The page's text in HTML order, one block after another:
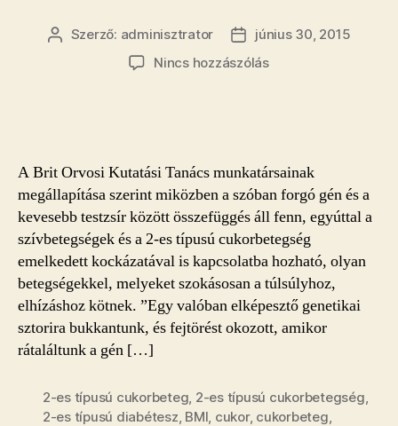
Bejegyzés
Szerző: adminisztrator
Bejegyzés
dátuma
június 30, 2015
Nincs hozzászólása(z)
cukorbetegséget
okozhat
bejegyzéshez
A Brit Orvosi Kutatási Tanács munkatársainak
megállapítása szerint miközben a szóban forgó gén és a
kevesebb testzsír között összefüggés áll fenn, egyúttal a
szívbetegségek és a 2-es típusú cukorbetegség
emelkedett kockázatával is kapcsolatba hozható, olyan
betegségekkel, melyeket szokásosan a túlsúlyhoz,
elhízáshoz kötnek. ”Egy valóban elképesztő genetikai
sztorira bukkantunk, és fejtörést okozott, amikor
rátaláltunk a gén […]
2-es típusú cukorbeteg, 2-es típusú cukorbetegség,
2-es típusú diabétesz, BMI, cukor, cukorbeteg,